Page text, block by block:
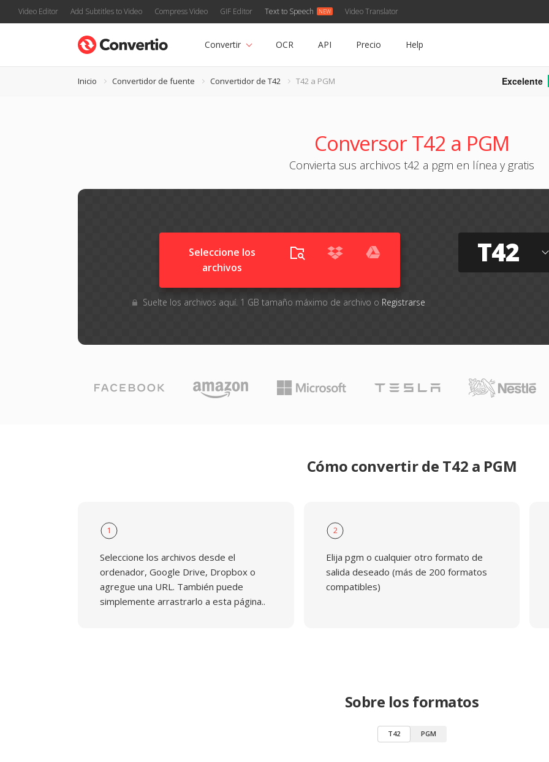
Video Editor Add Subtitles to Video Compress Video GIF Editor Text to Speech Video Translator
Convertir OCR API Precio Help
Inicio Convertidor de fuente Convertidor de T42 T42 a PGM Excelente
Conversor T42 a PGM
Convierta sus archivos t42 a pgm en línea y gratis
Seleccione los
archivos
Suelte los archivos aquí. 1 GB tamaño máximo de archivo o Registrarse
T42
Cómo convertir de T42 a PGM
1
Seleccione los archivos desde el
ordenador, Google Drive, Dropbox o
agregue una URL. También puede
simplemente arrastrarlo a esta página..
2
Elija pgm o cualquier otro formato de
salida deseado (más de 200 formatos
compatibles)
Sobre los formatos
T42 PGM